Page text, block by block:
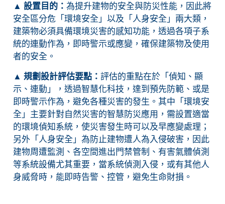
▲ 設置目的： 為提升建物的安全與防災性能，因此將
安全區分危「環境安全」以及「人身安全」兩大類，
建築物必須具備環境災害的感知功能，透過各項子系
統的連動作為，即時警示或應變，確保建築物及使用
者的安全。
▲ 規劃設計評估要點： 評估的重點在於「偵知、顯
示、連動」，透過智慧化科技，達到預先防範、或是
即時警示作為，避免各種災害的發生。其中「環境安
全」主要針對自然災害的智慧防災應用，需設置適當
的環境偵知系統，使災害發生時可以及早應變處理；
另外「人身安全」為防止建物遭人為入侵破害，因此
建物周遭監測、各空間進出門禁管制、有害氣體偵測
等系統設備尤其重要，當系統偵測入侵，或有其他人
身威脅時，能即時告警、控管，避免生命財損。